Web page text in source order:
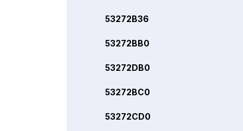
53272B36
53272BB0
53272DB0
53272BC0
53272CD0